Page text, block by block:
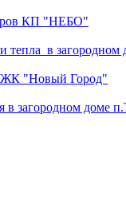
КП "НЕБО"
тепла в
ЖК "Новый Город"
загородном доме